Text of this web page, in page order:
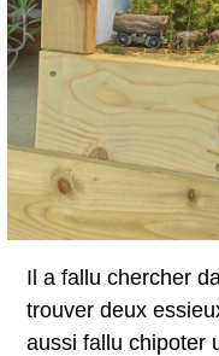
Il a fallu chercher
trouver deux
aussi fallu chipoter